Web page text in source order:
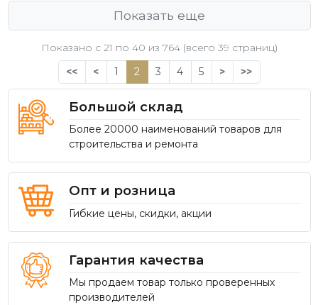
Показать еще
Показано с 21 по 40 из 764 (всего 39 страниц)
<<
< 1 2 3 4 5 > >>
Большой склад
Более 20000 наименований товаров для
строительства и ремонта
Опт и розница
Гибкие цены, скидки, акции
Гарантия качества
Мы продаем товар только проверенных
производителей